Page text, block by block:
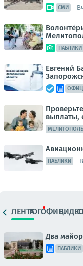
СМИ
ПАБЛИКИ
Евгений
ОФИЦ.
выплаты,
МЕЛИТОПОЛЬ
ПАБЛИКИ
ЛЕНТАТОПОФИЦ.ВИДЕО
Два
ПАБЛИКИ